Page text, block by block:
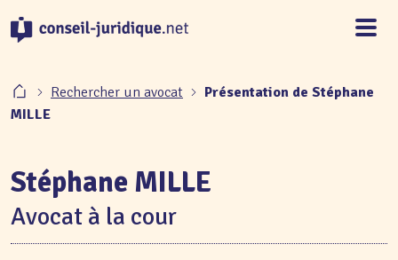
Rechercher un avocat
Présentation de Stéphane
MILLE
Stéphane MILLE
Avocat à la cour